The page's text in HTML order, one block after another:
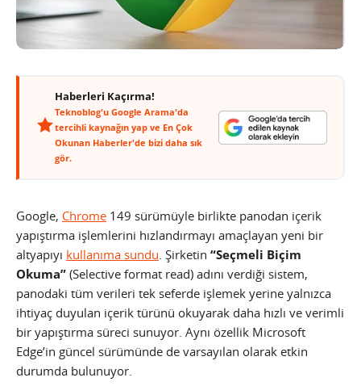
Haberleri Kaçırma!
Teknoblog'u Google Arama'da
tercihli kaynağın yap ve En Çok
Okunan Haberler'de bizi daha sık
gör.
Google, Chrome 149 sürümüyle birlikte panodan içerik
yapıştırma işlemlerini hızlandırmayı amaçlayan yeni bir
altyapıyı kullanıma sundu. Şirketin “Seçmeli Biçim
Okuma” (Selective format read) adını verdiği sistem,
panodaki tüm verileri tek seferde işlemek yerine yalnızca
ihtiyaç duyulan içerik türünü okuyarak daha hızlı ve verimli
bir yapıştırma süreci sunuyor. Aynı özellik Microsoft
Edge’in güncel sürümünde de varsayılan olarak etkin
durumda bulunuyor.